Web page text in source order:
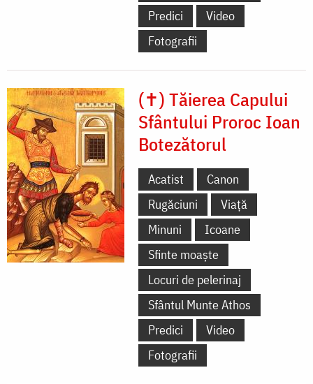
Predici
Video
Fotografii
(✝) Tăierea Capului
Sfântului Proroc Ioan
Botezătorul
Acatist
Canon
Rugăciuni
Viață
Minuni
Icoane
Sfinte moaște
Locuri de pelerinaj
Sfântul Munte Athos
Predici
Video
Fotografii